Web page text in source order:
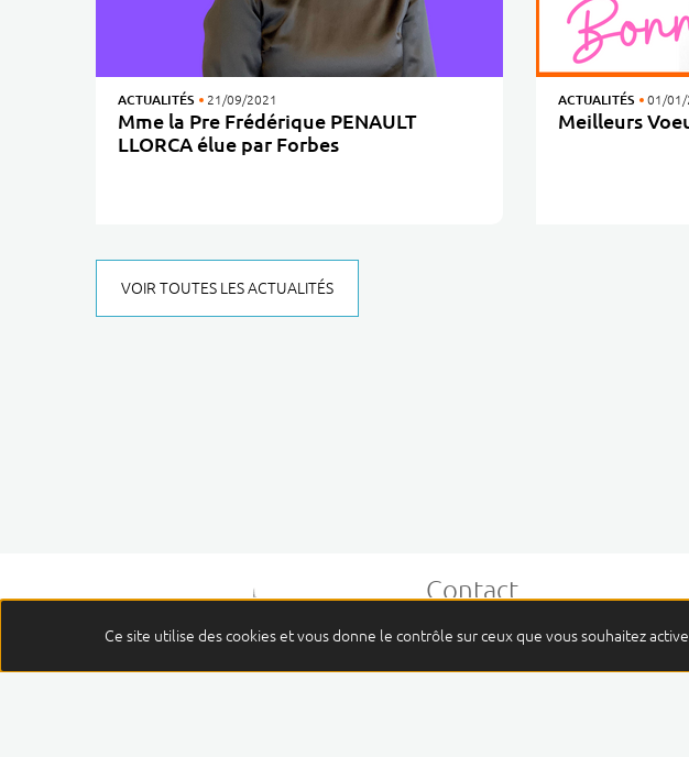
Mme la Pre Frédérique PENAULT
LLORCA élue par Forbes
ACTUALITÉS 21/09/2021
Meilleurs
ACTUALITÉS 01/01/
VOIR TOUTES LES ACTUALITÉS
Contact
Centre Jean PERRIN
Ce site utilise des cookies et vous donne le contrôle sur ceux que vous souhaitez